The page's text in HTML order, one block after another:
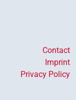
Contact
Imprint
Privacy Policy